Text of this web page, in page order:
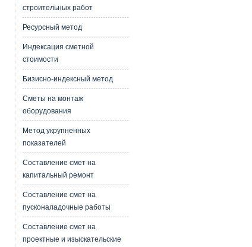
строительных работ
Ресурсный метод
Индексация сметной
стоимости
Бизисно-индексный метод
Сметы на монтаж
оборудования
Метод укрупненных
показателей
Составление смет на
капитальный ремонт
Составление смет на
пусконаладочные работы
Составление смет на
проектные и изыскательские